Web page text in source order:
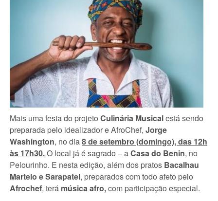
Mais uma festa do projeto Culinária Musicalestá sendo
preparada pelo idealizador e AfroChef, Jorge
Washington, no dia8 de setembro (domingo), das 12h
às 17h30.O local já é sagrado – aCasa do Benin, no
Pelourinho. E nesta edição, além dos pratos Bacalhau
Martelo e Sarapatel, preparados com todo afeto pelo
Afrochef, terá música afro,com participação especial.